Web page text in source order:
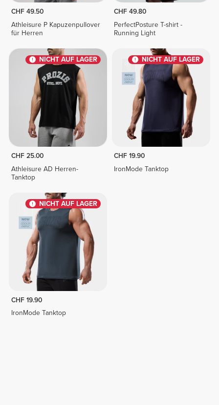
CHF 49.50
Athleisure P Kapuzenpullover
für Herren
CHF 49.80
PerfectPosture T-shirt -
Running Light
NICHT AUF LAGER
CHF 25.00
Athleisure AD Herren-
Tanktop
NICHT AUF LAGER
CHF 19.90
IronMode Tanktop
NICHT AUF LAGER
CHF 19.90
IronMode Tanktop